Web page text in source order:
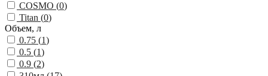
COSMO (0)
Titan (0)
Объем, л
0.75 (1)
0.5 (1)
0.9 (2)